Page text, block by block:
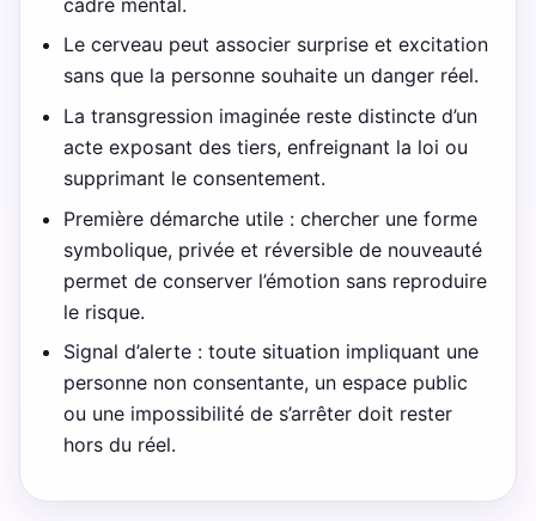
Le cerveau peut associer surprise et excitation
sans que la personne souhaite un danger réel.
La transgression imaginée reste distincte d’un
acte exposant des tiers, enfreignant la loi ou
supprimant le consentement.
Première démarche utile : chercher une forme
symbolique, privée et réversible de nouveauté
permet de conserver l’émotion sans reproduire
le risque.
Signal d’alerte : toute situation impliquant une
personne non consentante, un espace public
ou une impossibilité de s’arrêter doit rester
hors du réel.